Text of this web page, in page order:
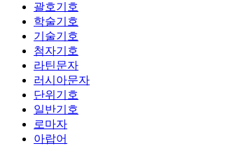
괄호기호
학술기호
기술기호
첨자기호
라틴문자
러시아문자
단위기호
일반기호
로마자
아랍어